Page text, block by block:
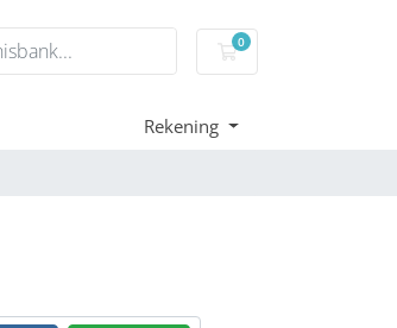
0
Winkelwagen
Rekening